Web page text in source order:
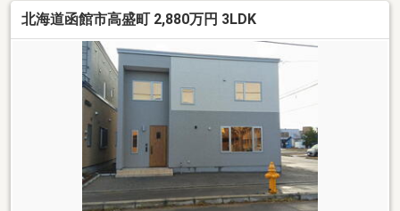
北海道函館市高盛町 2,880万円 3LDK